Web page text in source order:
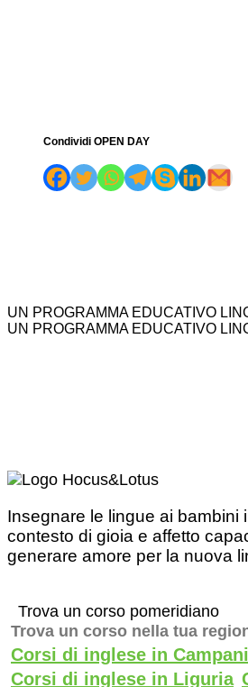
Condividi OPEN DAY
UN PROGRAMMA EDUCATIVO
UN PROGRAMMA EDUCATIVO
Insegnare le lingue ai bambini
contesto di gioia e affetto
generare amore per la nuova
Trova un corso pomeridiano
Trova un corso nella tua
Corsi di inglese in
Corsi di inglese in Liguria